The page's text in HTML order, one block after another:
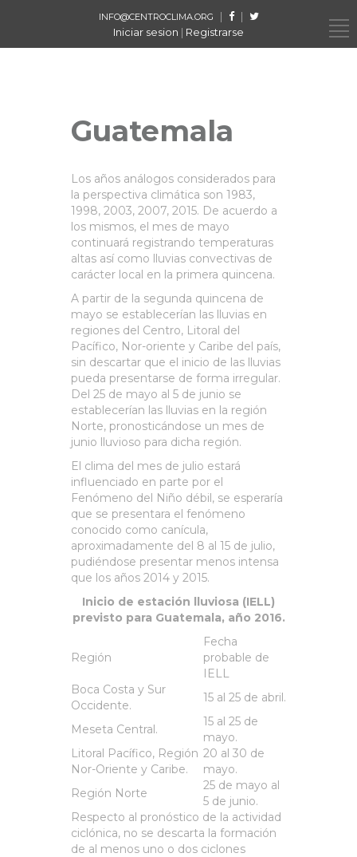
INFO@CENTROCLIMA.ORG |
|
Iniciar sesion | Registrarse
Guatemala
Los años análogos considerados para
la perspectiva climática son 1983,
1998, 2003, 2007, 2015. De acuerdo a
los mismos, el mes de mayo
continuará registrando temperaturas
altas así como lluvias convectivas de
carácter local en la primera quincena.
A partir de la segunda quincena de
mayo se establecerían las lluvias en
regiones del Centro, Litoral del
Pacífico, Nor-oriente y Caribe del país,
sin descartar que el inicio de las lluvias
pueda presentarse de forma irregular.
Del 25 de mayo al 5 de junio se
establecerían las lluvias en la región
Norte, pronosticándose un mes de
junio lluvioso para dicha región.
El clima del mes de julio estará
influenciado en parte por el
Fenómeno del Niño débil, se esperaría
que se presentara el fenómeno
conocido como canícula,
aproximadamente del 8 al 15 de julio,
pudiéndose presentar menos intensa
que los años 2014 y 2015.
Inicio de estación lluviosa (IELL)
previsto para Guatemala, año 2016.
Región
Fecha
probable de
IELL
Boca Costa y Sur
Occidente.
15 al 25 de abril.
Meseta Central.
15 al 25 de
mayo.
Litoral Pacífico, Región
Nor-Oriente y Caribe.
20 al 30 de
mayo.
Región Norte
25 de mayo al
5 de junio.
Respecto al pronóstico de la actividad
ciclónica, no se descarta la formación
de al menos uno o dos ciclones